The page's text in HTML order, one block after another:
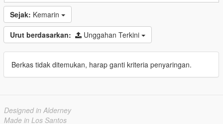
Sejak: Kemarin
Urut berdasarkan: Unggahan Terkini
Berkas tidak ditemukan, harap ganti kriteria penyaringan.
Designed in Alderney
Made in Los Santos